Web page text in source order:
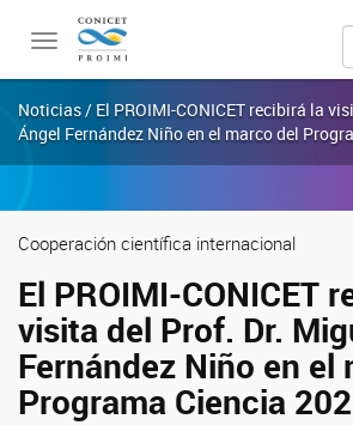
Toggle
navigation
Noticias / El PROIMI-CONICET recibirá la
Ángel Fernández Niño en el marco del
Cooperación científica internacional
El PROIMI-CONICET
visita del Prof. Dr.
Fernández Niño en el
Programa Ciencia